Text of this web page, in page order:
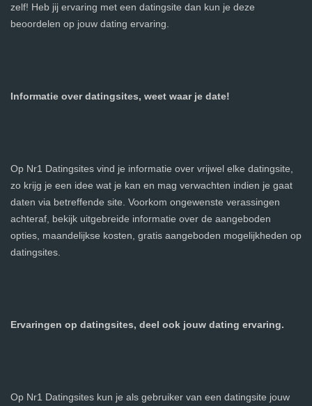
zelf! Heb jij ervaring met een datingsite dan kun je deze
beoordelen op jouw dating ervaring.
Informatie over datingsites, weet waar je date!
Op Nr1 Datingsites vind je informatie over vrijwel elke datingsite,
zo krijg je een idee wat je kan en mag verwachten indien je gaat
daten via betreffende site. Voorkom ongewenste verassingen
achteraf, bekijk uitgebreide informatie over de aangeboden
opties, maandelijkse kosten, gratis aangeboden mogelijkheden op
datingsites.
Ervaringen op datingsites, deel ook jouw dating ervaring.
Op Nr1 Datingsites kun je als gebruiker van een datingsite jouw